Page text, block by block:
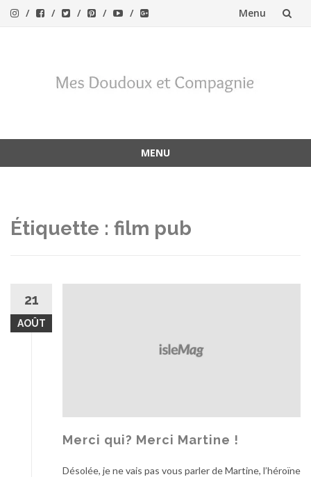
Menu
MENU
Étiquette : film pub
21
AOÛT
Merci qui? Merci Martine !
Désolée, je ne vais pas vous parler de Martine, l’héroïne